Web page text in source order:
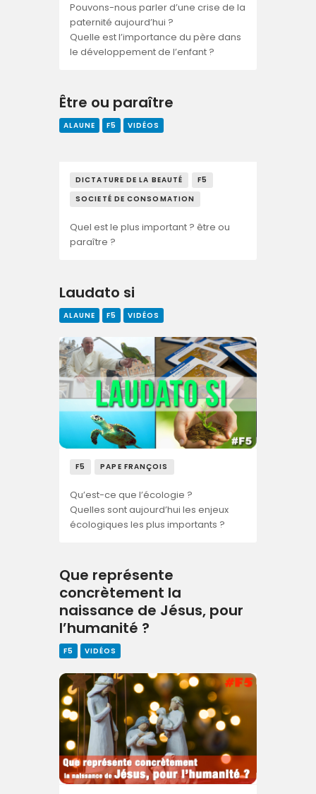
Pouvons-nous parler d’une crise de la
paternité aujourd’hui ?
Quelle est l’importance du père dans
le développement de l’enfant ?
Être ou paraître
ALAUNE F5 VIDÉOS
DICTATURE DE LA BEAUTÉ
F5
SOCIETÉ DE CONSOMATION
Quel est le plus important ? être ou
paraître ?
Laudato si
ALAUNE F5 VIDÉOS
F5 PAPE FRANÇOIS
Qu’est-ce que l’écologie ?
Quelles sont aujourd’hui les enjeux
écologiques les plus importants ?
Que représente
concrètement la
naissance de Jésus, pour
l’humanité ?
F5 VIDÉOS